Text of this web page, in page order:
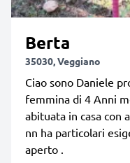
Berta
35030, Veggiano
Ciao sono Daniele
femmina di 4 Anni
abituata in casa con
nn ha particolari
aperto .